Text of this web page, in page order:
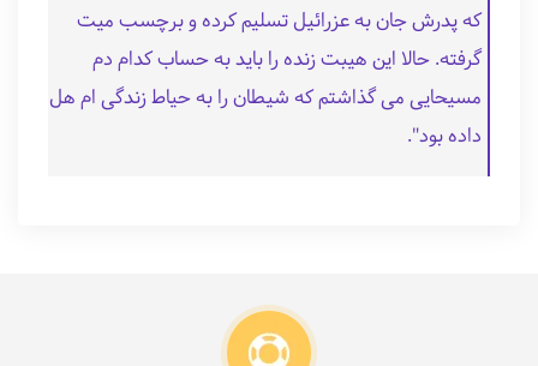
که پدرش جان به عزرائیل تسلیم کرده و برچسب میت
گرفته. حالا این هیبت زنده را باید به حساب کدام دم
مسیحایی می گذاشتم که شیطان را به حیاط زندگی ام هل
داده بود".